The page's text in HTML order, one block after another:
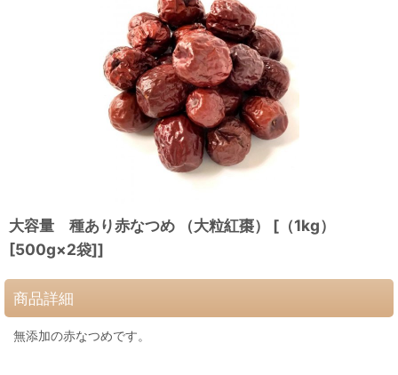
大容量 種あり赤なつめ （大粒紅棗） [（1kg）
[500g×2袋]]
商品詳細
無添加の赤なつめです。